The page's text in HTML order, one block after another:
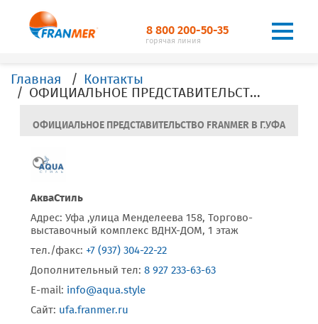
8 800 200-50-35
горячая линия
Главная
Контакты
ОФИЦИАЛЬНОЕ ПРЕДСТАВИТЕЛЬСТВО FRANMER В Г. Уфа
ОФИЦИАЛЬНОЕ ПРЕДСТАВИТЕЛЬСТВО FRANMER В Г.УФА
АкваСтиль
Адрес: Уфа ,улица Менделеева 158, Торгово-
выставочный комплекс ВДНХ-ДОМ, 1 этаж
тел./факс: +7 (937) 304-22-22
Дополнительный тел: 8 927 233-63-63
E-mail: info@aqua.style
Сайт: ufa.franmer.ru